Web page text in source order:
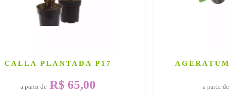
CALLA PLANTADA P17
a partir deR$ 65,00 a partir de